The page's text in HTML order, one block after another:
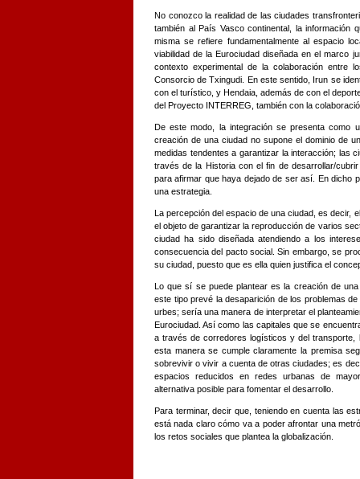
No conozco la realidad de las ciudades
también al País Vasco continental, la información
misma se refiere fundamentalmente al espacio
viabilidad de la Eurociudad diseñada en el marco
contexto experimental de la colaboración entre
Consorcio de Txingudi. En este sentido, Irun se
con el turístico, y Hendaia, además de con el
del Proyecto INTERREG, también con la
De este modo, la integración se presenta como
creación de una ciudad no supone el dominio de
medidas tendentes a garantizar la interacción; las
través de la Historia con el fin de desarrollar/
para afirmar que haya dejado de ser así. En dicho
una estrategia.
La percepción del espacio de una ciudad, es decir,
el objeto de garantizar la reproducción de varios
ciudad ha sido diseñada atendiendo a los
consecuencia del pacto social. Sin embargo, se
su ciudad, puesto que es ella quien justifica el
Lo que sí se puede plantear es la creación de
este tipo prevé la desaparición de los problemas
urbes; sería una manera de interpretar el
Eurociudad. Así como las capitales que se
a través de corredores logísticos y del transporte,
esta manera se cumple claramente la premisa
sobrevivir o vivir a cuenta de otras ciudades; es
espacios reducidos en redes urbanas de
alternativa posible para fomentar el desarrollo.
Para terminar, decir que, teniendo en cuenta las
está nada claro cómo va a poder afrontar una
los retos sociales que plantea la globalización.